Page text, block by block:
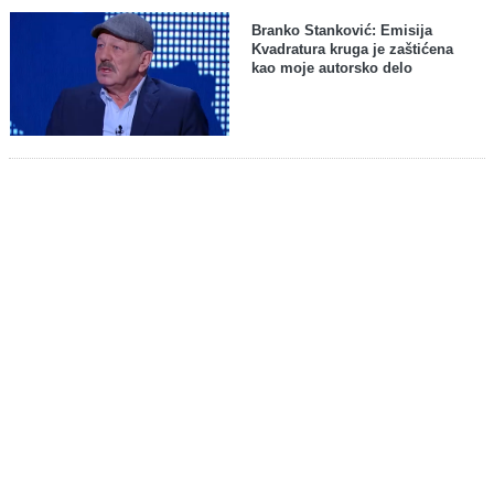
Branko Stanković: Emisija
Kvadratura kruga je zaštićena
kao moje autorsko delo